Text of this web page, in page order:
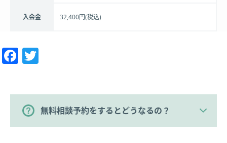
入会金 32,400円(税込)
Facebook
無料相談予約をするとどうなるの？